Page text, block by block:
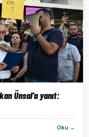
Ünsal'a yanıt:
Oku →